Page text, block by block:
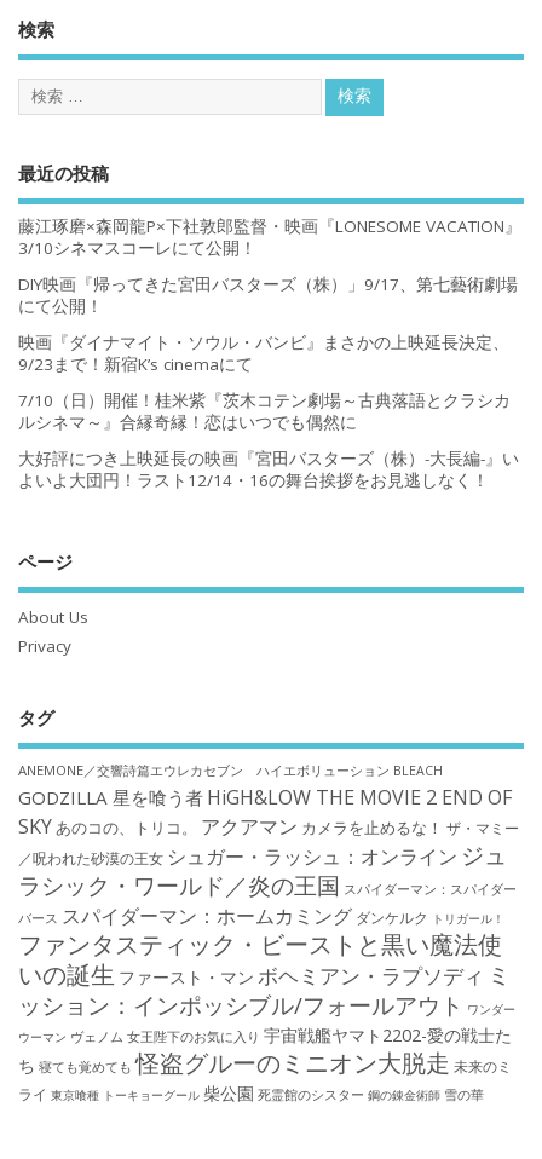
検索
最近の投稿
藤江琢磨×森岡龍P×下社敦郎監督・映画『LONESOME VACATION』
3/10シネマスコーレにて公開！
DIY映画『帰ってきた宮田バスターズ（株）」9/17、第七藝術劇場
にて公開！
映画『ダイナマイト・ソウル・バンビ』まさかの上映延長決定、
9/23まで！新宿K’s cinemaにて
7/10（日）開催！桂米紫『茨木コテン劇場～古典落語とクラシカ
ルシネマ～』合縁奇縁！恋はいつでも偶然に
大好評につき上映延長の映画『宮田バスターズ（株）-大長編-』い
よいよ大団円！ラスト12/14・16の舞台挨拶をお見逃しなく！
ページ
About Us
Privacy
タグ
ANEMONE／交響詩篇エウレカセブン ハイエボリューション BLEACH
GODZILLA 星を喰う者 HiGH&LOW THE MOVIE 2 END OF
SKYあのコの、トリコ。 アクアマン カメラを止めるな！ ザ・マミー
／呪われた砂漠の王女 シュガー・ラッシュ：オンライン ジュ
ラシック・ワールド／炎の王国 スパイダーマン：スパイダー
バース スパイダーマン：ホームカミング ダンケルク トリガール！
ファンタスティック・ビーストと黒い魔法使
いの誕生 ファースト・マン ボヘミアン・ラプソディ ミ
ッション：インポッシブル/フォールアウト ワンダー
ウーマン ヴェノム 女王陛下のお気に入り 宇宙戦艦ヤマト2202-愛の戦士た
ち 寝ても覚めても 怪盗グルーのミニオン大脱走 未来のミ
ライ 東京喰種 トーキョーグール 柴公園 死霊館のシスター 鋼の錬金術師 雪の華